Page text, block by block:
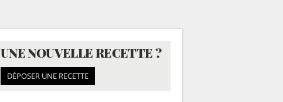
UNE NOUVELLE RECETTE ?
DÉPOSER UNE RECETTE